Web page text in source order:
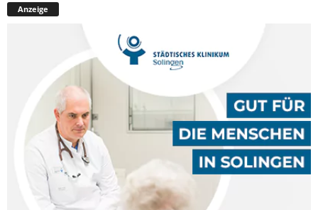
Anzeige